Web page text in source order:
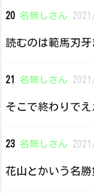
20 名無しさん
読むのは範馬刃
21 名無しさん
そこで終わりでえ
23 名無しさん
花山とかいう名